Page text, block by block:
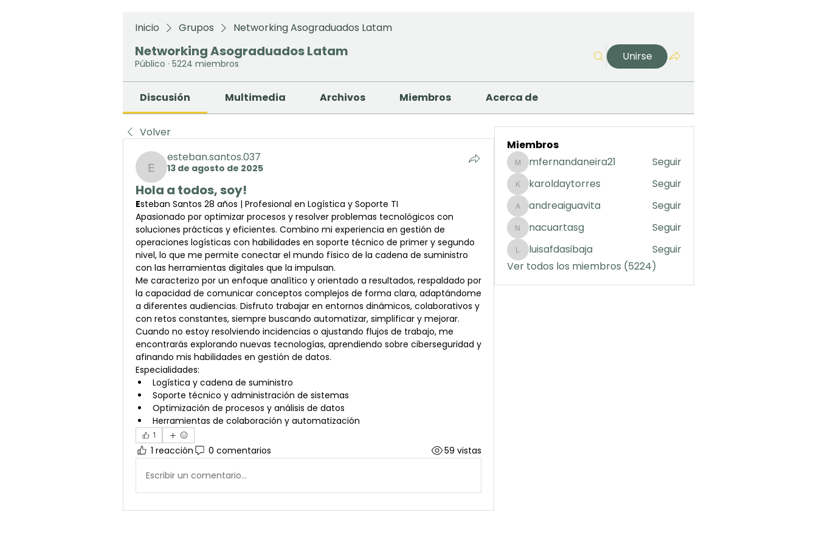
Inicio Grupos Networking Asograduados Latam
Networking Asograduados Latam
Público · 5224 miembros
Unirse
Discusión Multimedia Archivos Miembros Acerca de
Volver
esteban.santos.037
esteban.santos.037
13 de agosto de 2025
Hola a todos, soy!
Esteban Santos 28 años | Profesional en Logística y Soporte TI
Apasionado por optimizar procesos y resolver problemas tecnológicos con
soluciones prácticas y eficientes. Combino mi experiencia en gestión de
operaciones logísticas con habilidades en soporte técnico de primer y segundo
nivel, lo que me permite conectar el mundo físico de la cadena de suministro
con las herramientas digitales que la impulsan.
Me caracterizo por un enfoque analítico y orientado a resultados, respaldado por
la capacidad de comunicar conceptos complejos de forma clara, adaptándome
a diferentes audiencias. Disfruto trabajar en entornos dinámicos, colaborativos y
con retos constantes, siempre buscando automatizar, simplificar y mejorar.
Cuando no estoy resolviendo incidencias o ajustando flujos de trabajo, me
encontrarás explorando nuevas tecnologías, aprendiendo sobre ciberseguridad y
afinando mis habilidades en gestión de datos.
Especialidades:
Logística y cadena de suministro
Soporte técnico y administración de sistemas
Optimización de procesos y análisis de datos
Herramientas de colaboración y automatización
1
1 reacción 0 comentarios 59 vistas
Escribir un comentario...
Miembros
mfernandaneira21
mfernandaneira21 Seguir
karoldaytorres
karoldaytorres Seguir
andreaiguavita
andreaiguavita Seguir
nacuartasg
nacuartasg Seguir
luisafdasibaja
luisafdasibaja
Seguir
Ver todos los miembros (5224)